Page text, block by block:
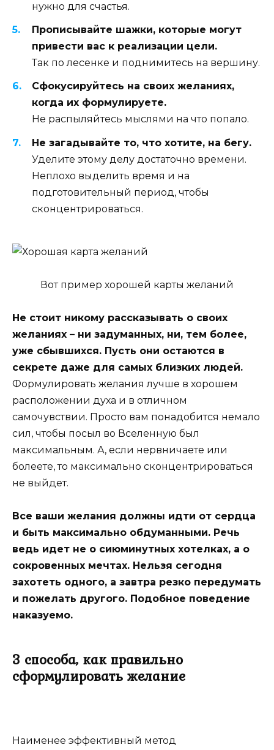
нужно для счастья.
Прописывайте шажки, которые могут
привести вас к реализации цели.
Так по лесенке и поднимитесь на вершину.
Сфокусируйтесь на своих желаниях,
когда их формулируете.
Не распыляйтесь мыслями на что попало.
Не загадывайте то, что хотите, на бегу.
Уделите этому делу достаточно времени.
Неплохо выделить время и на
подготовительный период, чтобы
сконцентрироваться.
Вот пример хорошей карты желаний
Не стоит никому рассказывать о своих
желаниях – ни задуманных, ни, тем более,
уже сбывшихся. Пусть они остаются в
секрете даже для самых близких людей.
Формулировать желания лучше в хорошем
расположении духа и в отличном
самочувствии. Просто вам понадобится немало
сил, чтобы посыл во Вселенную был
максимальным. А, если нервничаете или
болеете, то максимально сконцентрироваться
не выйдет.
Все ваши желания должны идти от сердца
и быть максимально обдуманными. Речь
ведь идет не о сиюминутных хотелках, а о
сокровенных мечтах. Нельзя сегодня
захотеть одного, а завтра резко передумать
и пожелать другого. Подобное поведение
наказуемо.
3 способа, как правильно
сформулировать желание
Наименее эффективный метод